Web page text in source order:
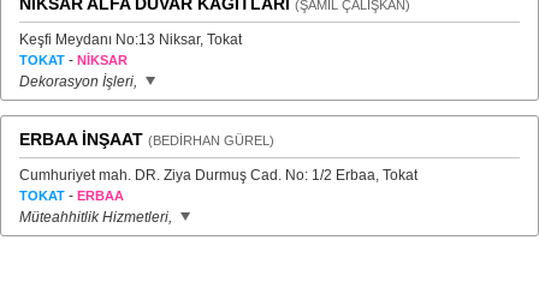
(ŞAMİL ÇALIŞKAN)
Keşfi Meydanı No:13 Niksar, Tokat
TOKAT - NİKSAR
Dekorasyon İşleri,
ERBAA İNŞAAT (BEDİRHAN GÜREL)
Cumhuriyet mah. DR. Ziya Durmuş Cad. No: 1/2 Erbaa, Tokat
TOKAT - ERBAA
Müteahhitlik Hizmetleri,